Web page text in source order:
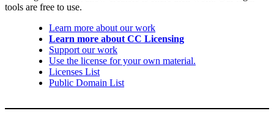
tools are free to use.
Learn more about our work
Learn more about CC Licensing
Support our work
Use the license for your own material.
Licenses List
Public Domain List